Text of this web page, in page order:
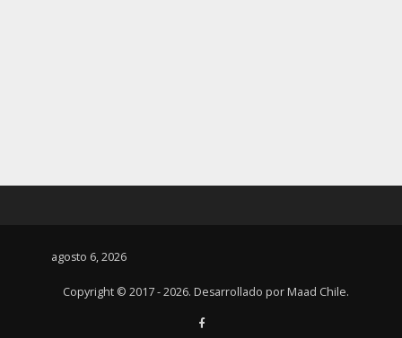
agosto 6, 2026
Copyright © 2017 - 2026. Desarrollado por Maad Chile.